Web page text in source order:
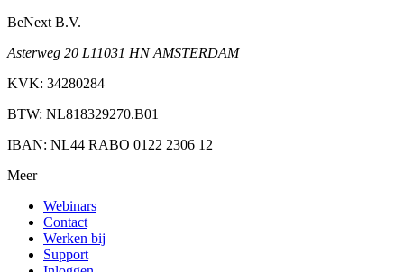
BeNext B.V.
Asterweg 20 L11031 HN AMSTERDAM
KVK: 34280284
BTW: NL818329270.B01
IBAN: NL44 RABO 0122 2306 12
Meer
Webinars
Contact
Werken bij
Support